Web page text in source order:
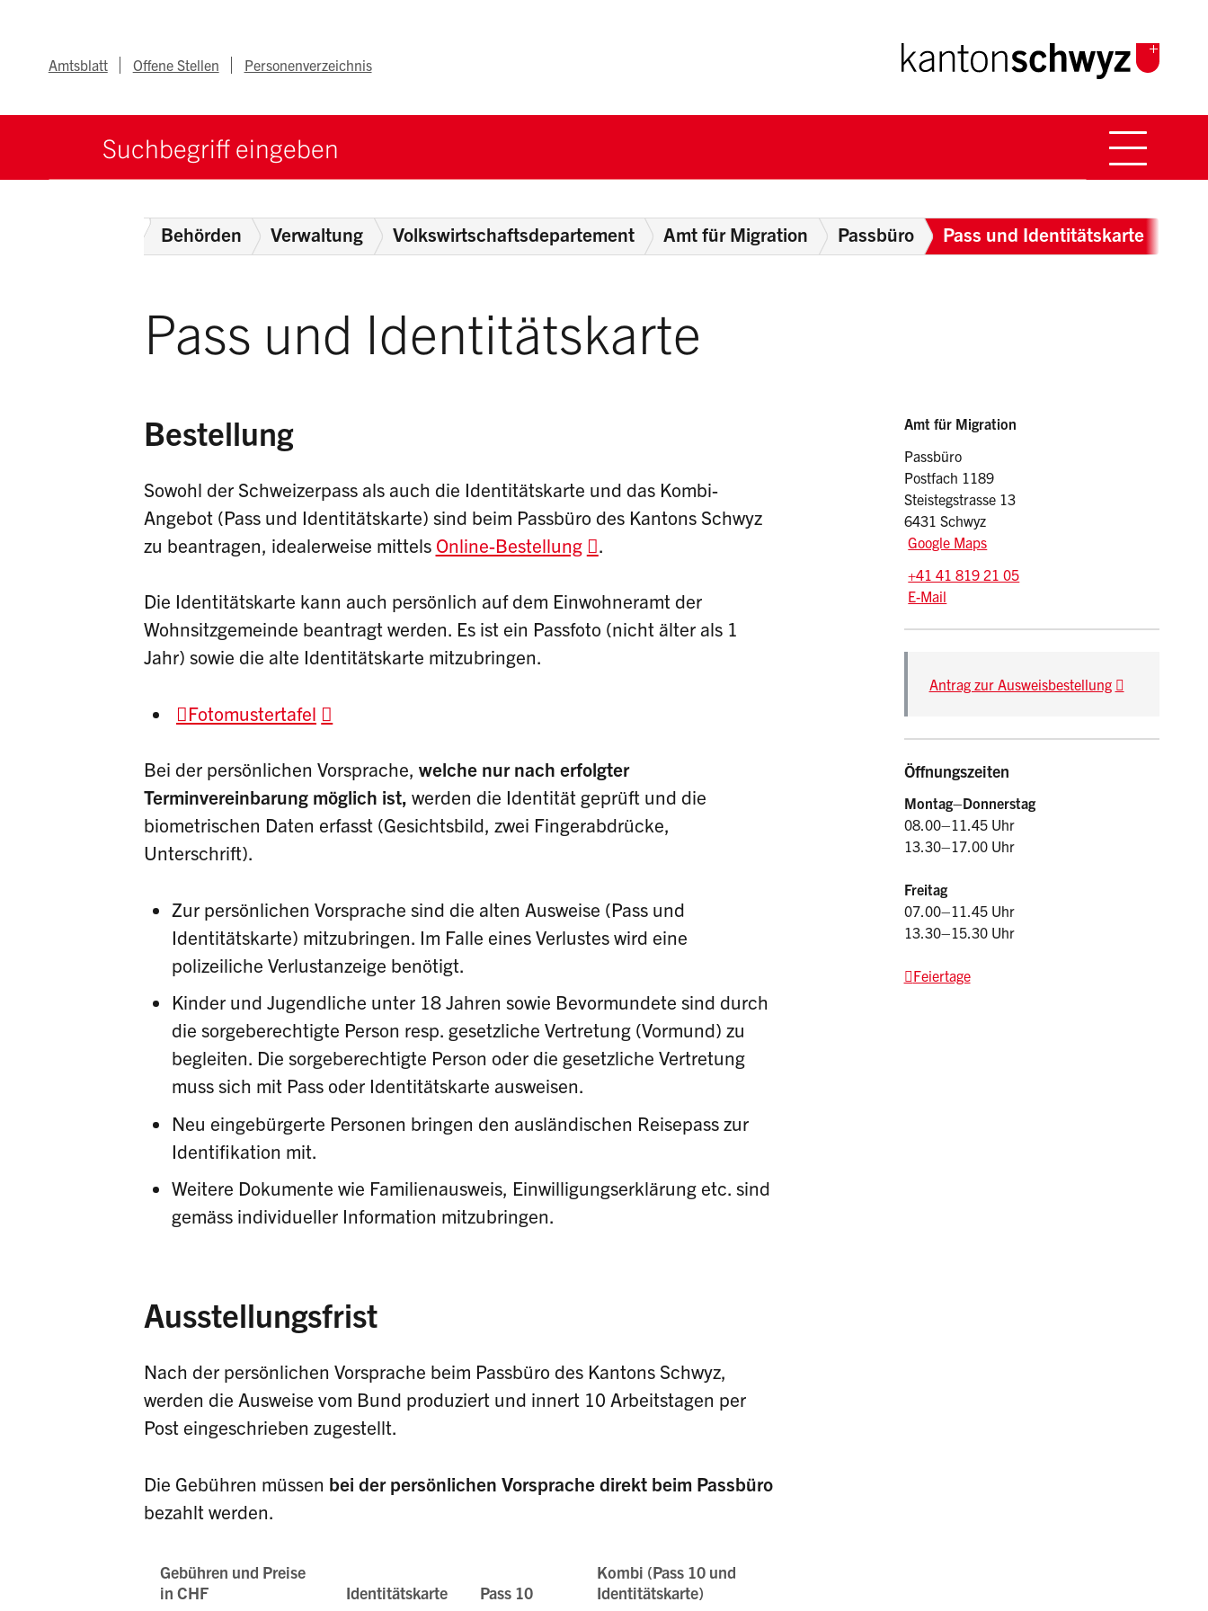
Metanav
Amtsblatt Offene Stellen Personenverzeichnis
Suchbegriff
Breadcrumb
HomeBehörden Verwaltung Volkswirtschaftsdepartement Amt für Migration Passbüro Pass und Identitätskarte
Pass und Identitätskarte
Bestellung
Sowohl der Schweizerpass als auch die Identitätskarte und das Kombi-
Angebot (Pass und Identitätskarte) sind beim Passbüro des Kantons Schwyz
zu beantragen, idealerweise mittels Online-Bestellung .
Die Identitätskarte kann auch persönlich auf dem Einwohneramt der
Wohnsitzgemeinde beantragt werden. Es ist ein Passfoto (nicht älter als 1
Jahr) sowie die alte Identitätskarte mitzubringen.
Fotomustertafel
Bei der persönlichen Vorsprache, welche nur nach erfolgter
Terminvereinbarung möglich ist, werden die Identität geprüft und die
biometrischen Daten erfasst (Gesichtsbild, zwei Fingerabdrücke,
Unterschrift).
Zur persönlichen Vorsprache sind die alten Ausweise (Pass und
Identitätskarte) mitzubringen. Im Falle eines Verlustes wird eine
polizeiliche Verlustanzeige benötigt.
Kinder und Jugendliche unter 18 Jahren sowie Bevormundete sind durch
die sorgeberechtigte Person resp. gesetzliche Vertretung (Vormund) zu
begleiten. Die sorgeberechtigte Person oder die gesetzliche Vertretung
muss sich mit Pass oder Identitätskarte ausweisen.
Neu eingebürgerte Personen bringen den ausländischen Reisepass zur
Identifikation mit.
Weitere Dokumente wie Familienausweis, Einwilligungserklärung etc. sind
gemäss individueller Information mitzubringen.
Ausstellungsfrist
Nach der persönlichen Vorsprache beim Passbüro des Kantons Schwyz,
werden die Ausweise vom Bund produziert und innert 10 Arbeitstagen per
Post eingeschrieben zugestellt.
Die Gebühren müssen bei der persönlichen Vorsprache direkt beim Passbüro
bezahlt werden.
Gebühren und Preise
in CHF
Identitätskarte Pass 10
Kombi (Pass 10 und
Identitätskarte)
Sidebar
Adresse
Amt für Migration
Passbüro
Postfach 1189
Steistegstrasse 13
6431 Schwyz
Google Maps
Tel.:
+41 41 819 21 05
E-Mail: pass
E-Mail
Antrag zur Ausweisbestellung
Öffnungszeiten
Montag–Donnerstag
08.00–11.45 Uhr
13.30–17.00 Uhr
Freitag
07.00–11.45 Uhr
13.30–15.30 Uhr
Feiertage